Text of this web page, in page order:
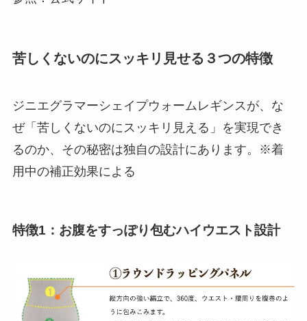
苦しくないのにスッキリ見せる３つの特徴
ジニエグラマーシェイプウォームレギンスが、な
ぜ「苦しくないのにスッキリ見える」を実現でき
るのか、その秘密は独自の設計にあります。※着
用中の補正効果による
特徴1：お腹をすっぽり包むハイウエスト設計